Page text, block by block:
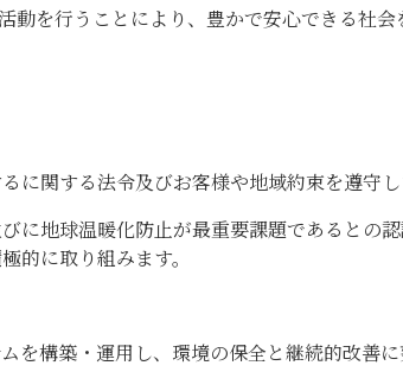
動を行うことにより、豊かで安心できる社会
に関する法令及びお客様や地域約束を遵守し
に地球温暖化防止が最重要課題であるとの認
的に取り組みます。
を構築・運用し、環境の保全と継続的改善に